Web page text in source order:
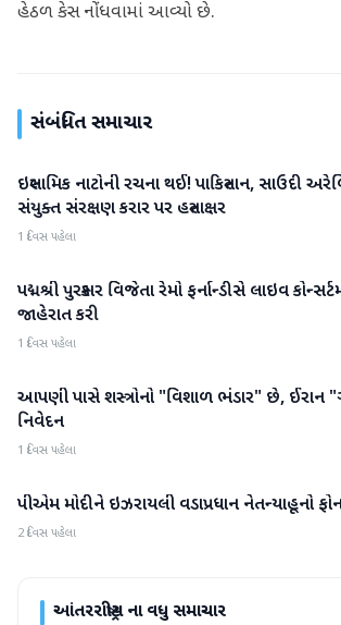
હેઠળ કેસ નોંધવામાં આવ્યો છે.
સંબંધિત સમાચાર
આંતરરાષ્ટ્રીય
ઇસ્લામિક નાટોની રચના થઈ! પાકિસ્તાન, સાઉદી
સંયુક્ત સંરક્ષણ કરાર પર હસ્તાક્ષર
1 દિવસ પહેલા
આંતરરાષ્ટ્રીય
પદ્મશ્રી પુરસ્કાર વિજેતા રેમો ફર્નાન્ડીસે લાઇવ
જાહેરાત કરી
1 દિવસ પહેલા
આંતરરાષ્ટ્રીય
આપણી પાસે શસ્ત્રોનો "વિશાળ ભંડાર" છે, ઈરાન
નિવેદન
1 દિવસ પહેલા
આંતરરાષ્ટ્રીય
પીએમ મોદીને ઇઝરાયલી વડાપ્રધાન નેતન્યાહૂનો
2 દિવસ પહેલા
આંતરરાષ્ટ્રીયના વધુ સમાચાર